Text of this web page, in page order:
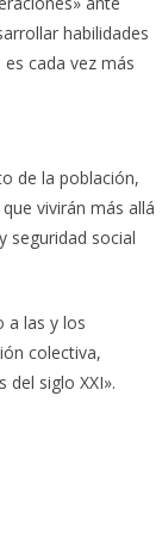
habilidades
cada vez más
de la población,
vivirán más allá
seguridad social
a las y los
colectiva,
siglo XXI».